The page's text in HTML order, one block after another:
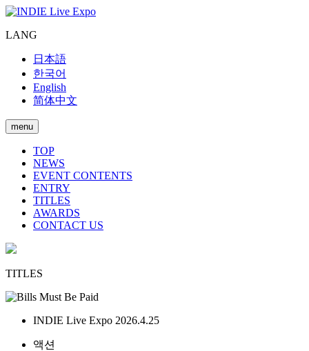
LANG
日本語
한국어
English
简体中文
menu
TOP
NEWS
EVENT CONTENTS
ENTRY
TITLES
AWARDS
CONTACT US
TITLES
INDIE Live Expo 2026.4.25
액션